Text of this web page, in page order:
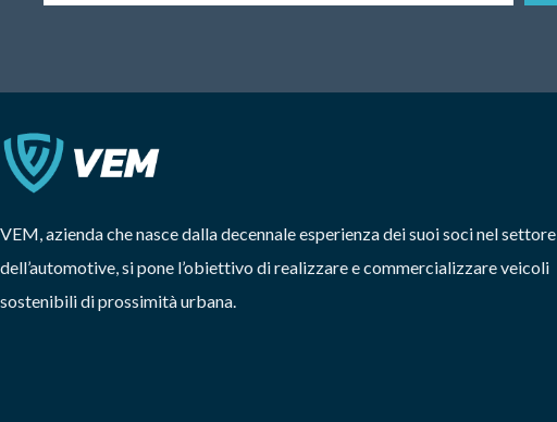
VEM, azienda che nasce dalla decennale esperienza dei suoi soci nel settore
dell’automotive, si pone l’obiettivo di realizzare e commercializzare veicoli
sostenibili di prossimità urbana.